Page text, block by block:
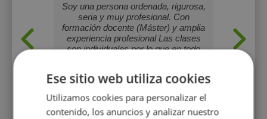
Soy una persona ordenada, rigurosa,
seria y muy profesional. Con
formación docente (Máster) y amplia
experiencia profesional Las clases
son individuales por lo que en todo
de dudas, realización de deberes,
preparación de exámenes,
elaboración de fichas, trabajos, etc.
Ese sitio web utiliza cookies
Utilizamos cookies para personalizar el
contenido, los anuncios y analizar nuestro